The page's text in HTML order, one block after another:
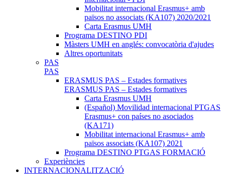
Mobilitat internacional Erasmus+ amb
països no associats (KA107) 2020/2021
Carta Erasmus UMH
Programa DESTINO PDI
Màsters UMH en anglés: convocatòria d'ajudes
Altres oportunitats
PAS
PAS
ERASMUS PAS – Estades formatives
ERASMUS PAS – Estades formatives
Carta Erasmus UMH
(Español) Movilidad internacional PTGAS
Erasmus+ con países no asociados
(KA171)
Mobilitat internacional Erasmus+ amb
països associats (KA107) 2021
Programa DESTINO PTGAS FORMACIÓ
Experiències
INTERNACIONALITZACIÓ